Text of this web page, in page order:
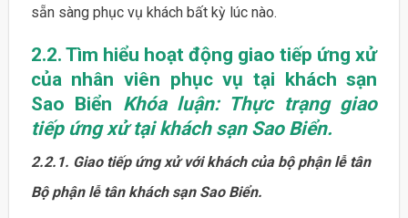
sẵn sàng phục vụ khách bất kỳ lúc nào.
2.2. Tìm hiểu hoạt động giao tiếp ứng xử
của nhân viên phục vụ tại khách sạn
Sao Biển Khóa luận: Thực trạng giao
tiếp ứng xử tại khách sạn Sao Biển.
2.2.1. Giao tiếp ứng xử với khách của bộ phận lễ tân
Bộ phận lễ tân khách sạn Sao Biển.